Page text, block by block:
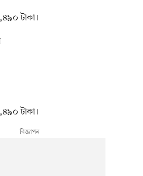
টাকা।
টাকা।